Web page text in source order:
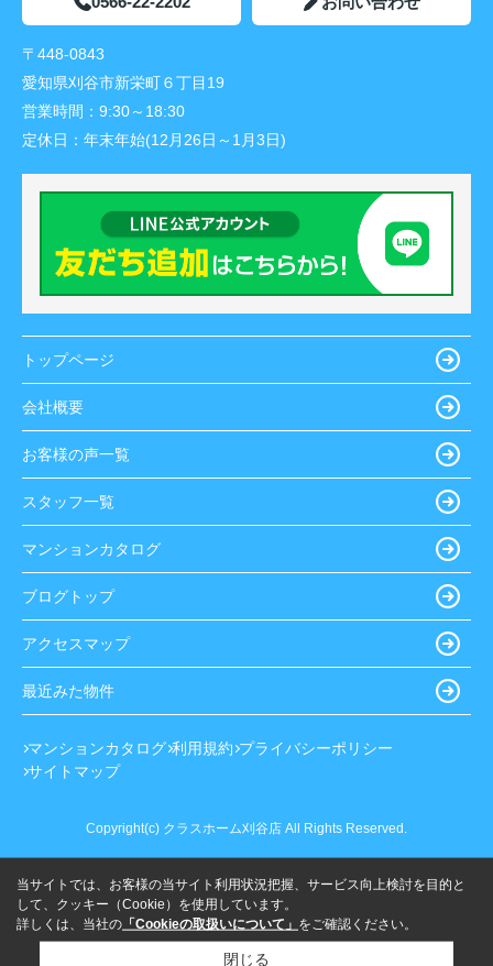
〒448-0843
愛知県刈谷市新栄町６丁目19
営業時間： 9:30～18:30
定休日： 年末年始(12月26日～1月3日)
トップページ
会社概要
お客様の声一覧
スタッフ一覧
マンションカタログ
ブログトップ
アクセスマップ
最近みた物件
マンションカタログ 利用規約 プライバシーポリシー
サイトマップ
Copyright(c) クラスホーム刈谷店 All Rights Reserved.
当サイトでは、お客様の当サイト利用状況把握、サービス向上検討を目的と
して、クッキー（Cookie）を使用しています。
詳しくは、当社の 「Cookieの取扱いについて」 をご確認ください。
閉じる